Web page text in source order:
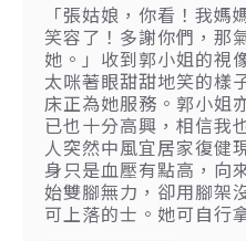
「張姑娘，你看！我
笑容了！多謝你們，那
她。」收到郭小姐的視
太咪著眼甜甜地笑的樣
床正為她服務。郭小姐
已也十分高興，相信我
人突然中風宜居家復健
身只是血壓有點高，向
始雙腳無力，卻用腳架
可上落的士。她可自行